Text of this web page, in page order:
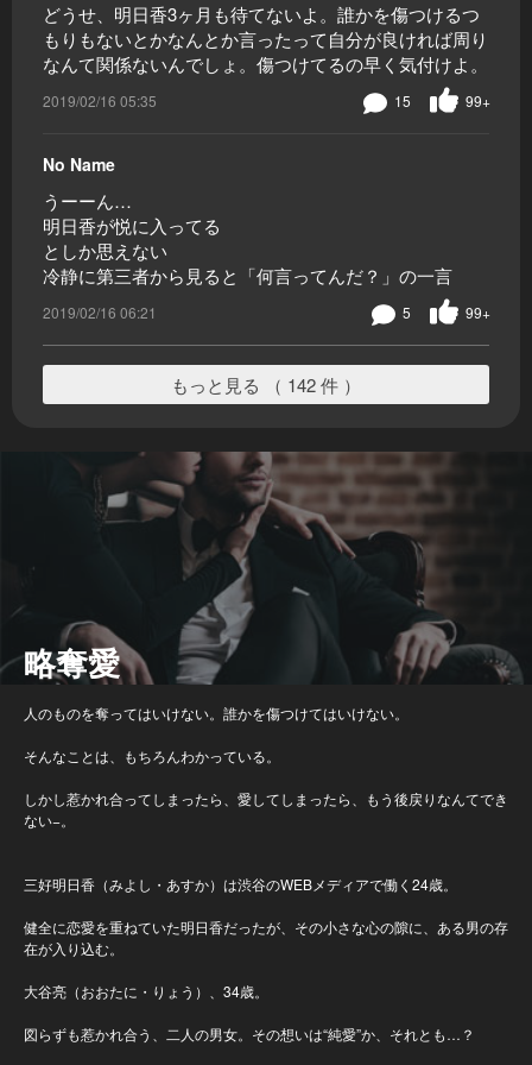
どうせ、明日香3ヶ月も待てないよ。誰かを傷つけるつ
もりもないとかなんとか言ったって自分が良ければ周り
なんて関係ないんでしょ。傷つけてるの早く気付けよ。
2019/02/16 05:35 99+
15
No Name
うーーん…
明日香が悦に入ってる
としか思えない
冷静に第三者から見ると「何言ってんだ？」の一言
2019/02/16 06:21 99+
5
もっと見る （ 142 件 ）
略奪愛
人のものを奪ってはいけない。誰かを傷つけてはいけない。
そんなことは、もちろんわかっている。
しかし惹かれ合ってしまったら、愛してしまったら、もう後戻りなんてでき
ない−。
三好明日香（みよし・あすか）は渋谷のWEBメディアで働く24歳。
健全に恋愛を重ねていた明日香だったが、その小さな心の隙に、ある男の存
在が入り込む。
大谷亮（おおたに・りょう）、34歳。
図らずも惹かれ合う、二人の男女。その想いは“純愛”か、それとも…？